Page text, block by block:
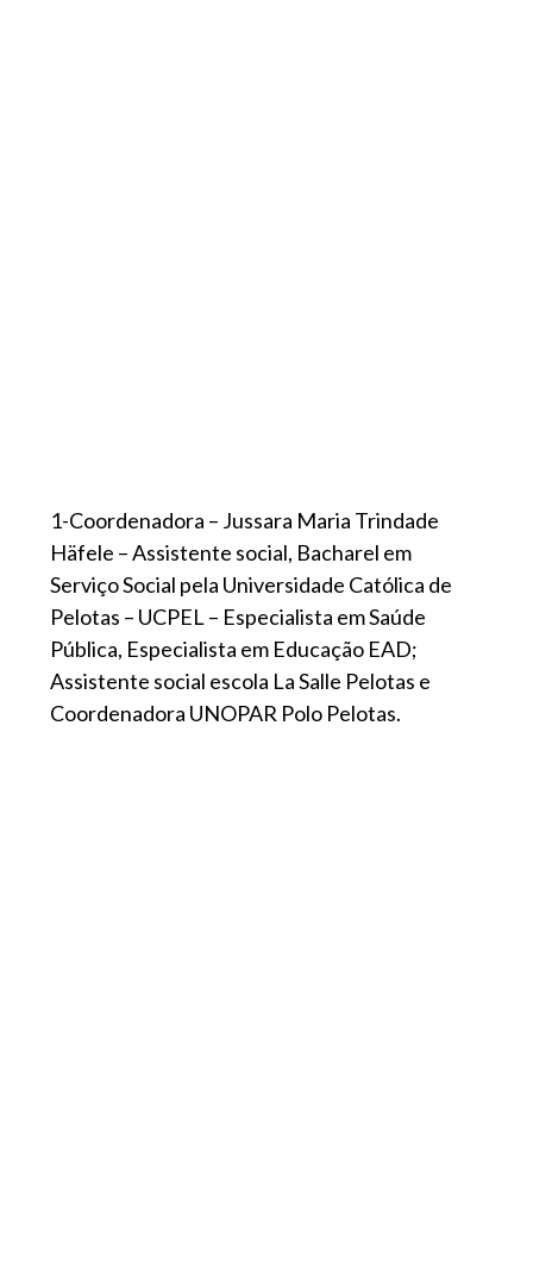
1-Coordenadora – Jussara Maria Trindade
Häfele – Assistente social, Bacharel em
Serviço Social pela Universidade Católica de
Pelotas – UCPEL – Especialista em Saúde
Pública, Especialista em Educação EAD;
Assistente social escola La Salle Pelotas e
Coordenadora UNOPAR Polo Pelotas.